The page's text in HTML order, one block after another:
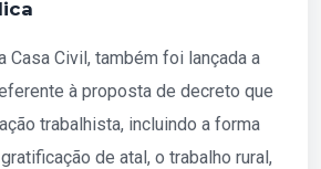
Casa Civil, também foi lançada a
à proposta de decreto que
trabalhista, incluindo a forma
de atal, o trabalho rural,